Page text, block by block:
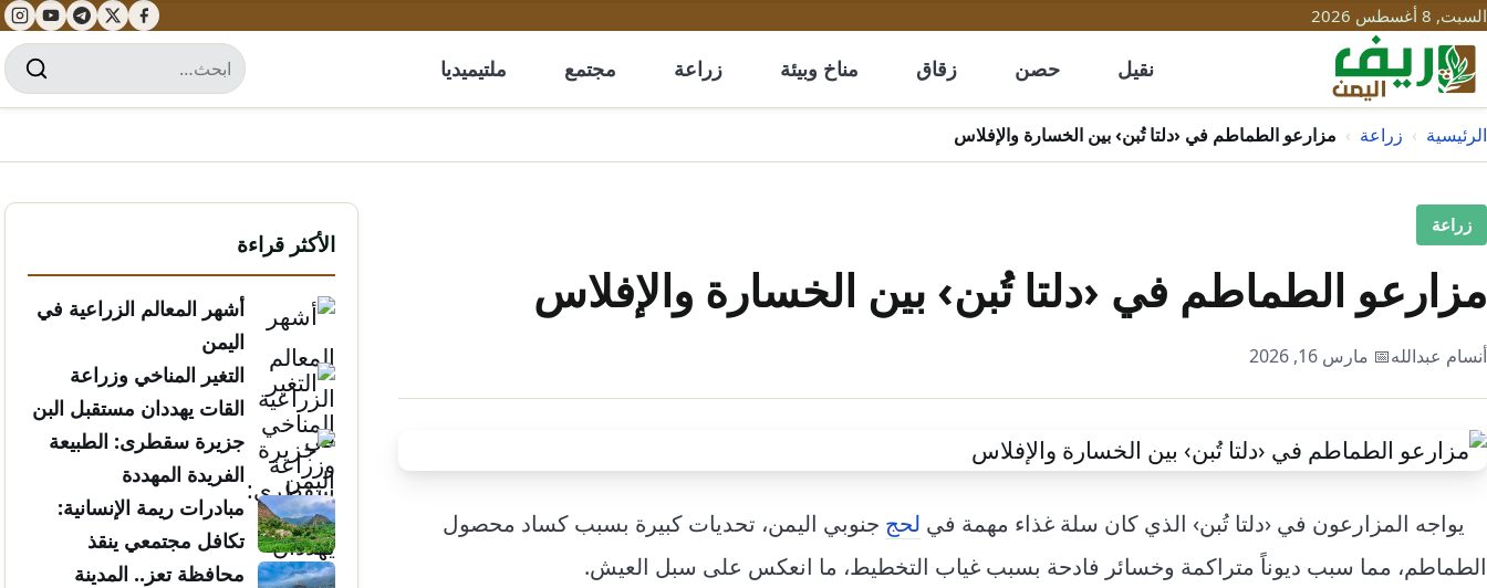
السبت, 8 أغسطس 2026
نقيل حصن زقاق مناخ وبيئة زراعة مجتمع ملتيميديا
الرئيسية › زراعة › مزارعو الطماطم في ‹دلتا تُبن› بين الخسارة والإفلاس
زراعة
مزارعو الطماطم في ‹دلتا تُبن› بين الخسارة والإفلاس
أنسام عبدالله📅 مارس 16, 2026
يواجه المزارعون في ‹دلتا تُبن› الذي كان سلة غذاء مهمة في لحج جنوبي اليمن، تحديات كبيرة بسبب كساد محصول
الطماطم، مما سبب ديوناً متراكمة وخسائر فادحة بسبب غياب التخطيط، ما انعكس على سبل العيش.
الأكثر قراءة
أشهر المعالم الزراعية في
اليمن
التغير المناخي وزراعة
القات يهددان مستقبل البن
الخولاني
جزيرة سقطرى: الطبيعة
الفريدة المهددة
مبادرات ريمة الإنسانية:
تكافل مجتمعي ينقذ
الأرواح
محافظة تعز.. المدينة